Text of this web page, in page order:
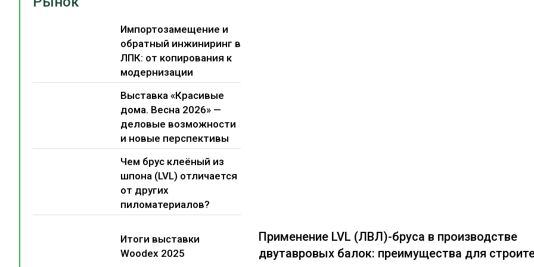
Импортозамещение и
обратный инжиниринг в
ЛПК: от копирования к
модернизации
Выставка «Красивые
дома. Весна 2026» —
деловые возможности
и новые перспективы
Чем брус клеёный из
шпона (LVL) отличается
от других
пиломатериалов?
Итоги выставки
Woodex 2025
Применение LVL (ЛВЛ)-бруса в производстве
двутавровых балок: преимущества для